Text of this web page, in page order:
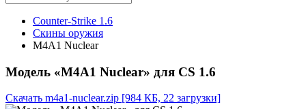
Counter-Strike 1.6
Скины оружия
M4A1 Nuclear
Модель «M4A1 Nuclear» для CS 1.6
Скачать m4a1-nuclear.zip [984 КБ, 22 загрузки]